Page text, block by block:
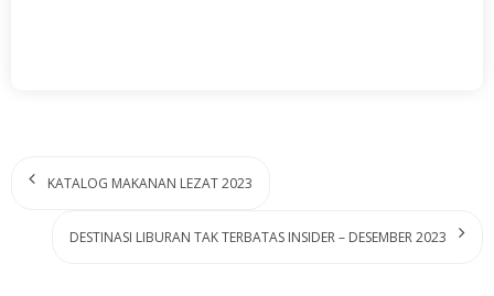
KATALOG MAKANAN LEZAT 2023
DESTINASI LIBURAN TAK TERBATAS INSIDER – DESEMBER 2023